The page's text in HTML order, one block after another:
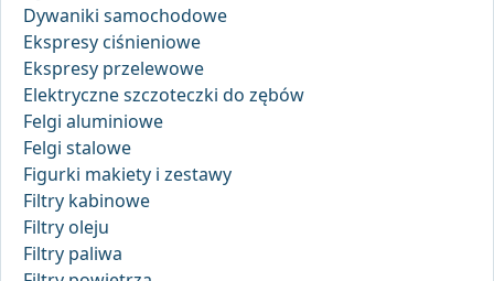
Dywaniki samochodowe
Ekspresy ciśnieniowe
Ekspresy przelewowe
Elektryczne szczoteczki do zębów
Felgi aluminiowe
Felgi stalowe
Figurki makiety i zestawy
Filtry kabinowe
Filtry oleju
Filtry paliwa